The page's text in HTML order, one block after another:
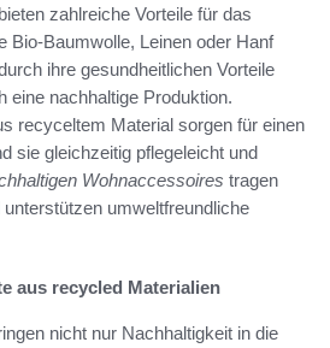
bieten zahlreiche Vorteile für das
Bio-Baumwolle, Leinen oder Hanf
ihre gesundheitlichen Vorteile
eine nachhaltige Produktion.
recyceltem Material sorgen für einen
sie gleichzeitig pflegeleicht und
Wohnaccessoires tragen
umweltfreundliche
aus recycled Materialien
nicht nur Nachhaltigkeit in die